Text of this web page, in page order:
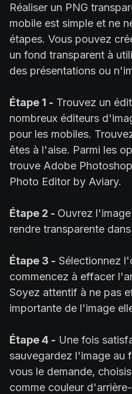
Réaliser un PNG
mobile est simple et ne
étapes. Vous pouvez
un fond transparent à
des présentations ou
Étape 1 - Trouvez un
nombreux éditeurs
pour les mobiles.
êtes à l'aise. Parmi les
trouve Adobe
Photo Editor by Aviary.
Étape 2 - Ouvrez
rendre transparente
Étape 3 - Sélectionnez
commencez à effacer
Soyez attentif à ne pas
importante de l'image
Étape 4 - Une fois
sauvegardez l'image au
vous le demande,
comme couleur